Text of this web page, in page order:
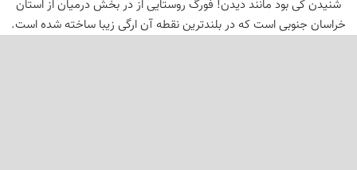
شنیدن کی بود مانند دیدن! فورگ روستایی از در بخش درمیان از استان
خراسان جنوبی است که در بلندترین نقطه آن ارگی زیبا ساخته شده است.